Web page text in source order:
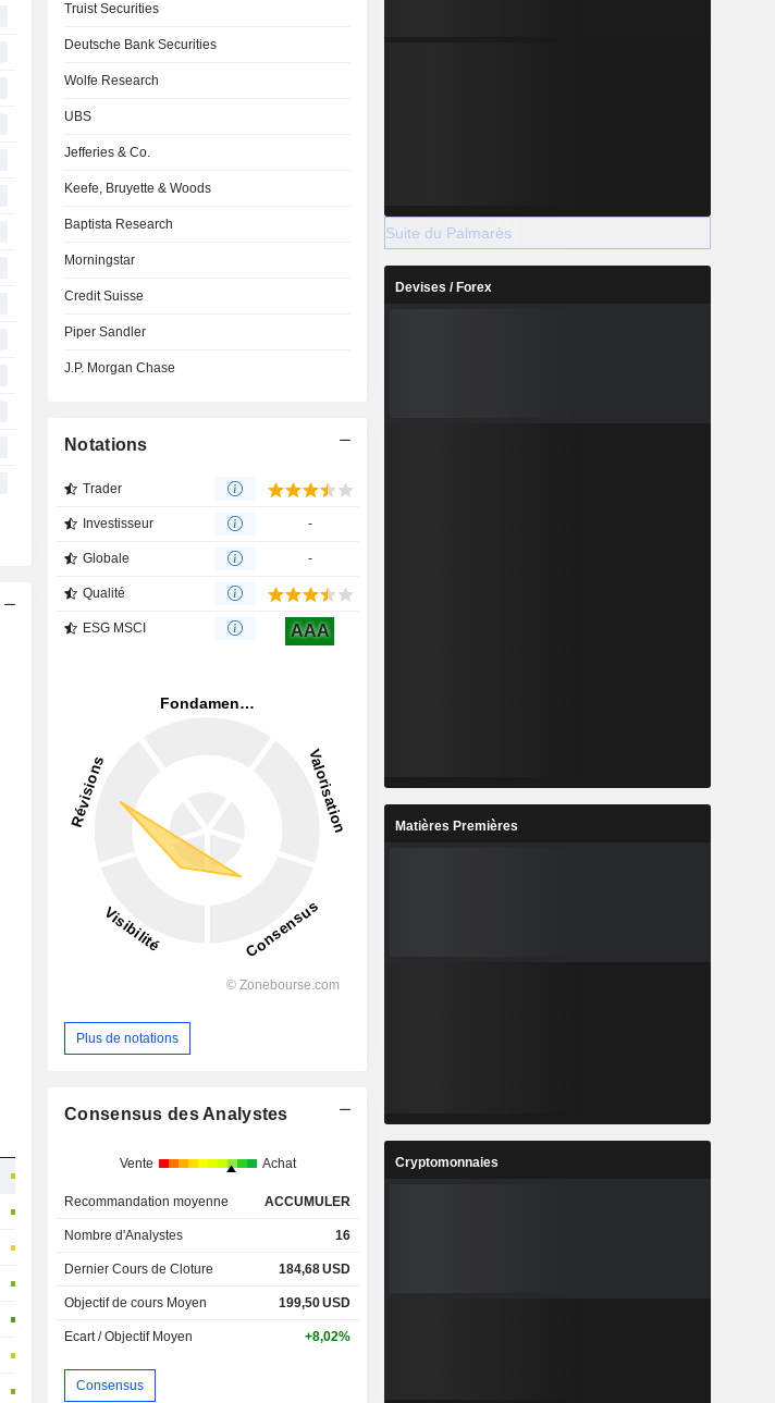
objectif
/ dr
+4,06%
Truist Securities
Deutsche Bank Securities
Wolfe Research
UBS
Jefferies & Co.
Keefe, Bruyette & Woods
Baptista Research
Morningstar
Credit Suisse
Piper Sandler
J.P. Morgan Chase
Notations
Trader
Investisseur -
Globale -
Qualité
ESG MSCI AAA
Plus de notations
Consensus des Analystes
Vente Achat
Recommandation moyenne ACCUMULER
Nombre d'Analystes 16
Dernier Cours de Cloture 184,68USD
Objectif de cours Moyen 199,50USD
Ecart / Objectif Moyen +8,02%
Consensus
Suite du Palmarès
Devises / Forex
Matières Premières
Cryptomonnaies